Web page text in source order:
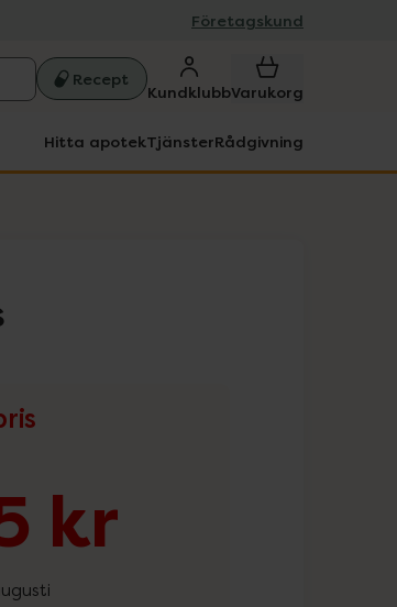
Företagskund
Recept
KundklubbVarukorg
Hitta apotekTjänsterRådgivning
kr